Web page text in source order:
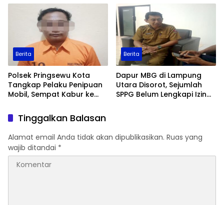
Berita
Polsek Pringsewu Kota
Tangkap Pelaku Penipuan
Mobil, Sempat Kabur ke
Berita
Dapur MBG di Lampung
Utara Disorot, Sejumlah
SPPG Belum Lengkapi Izin
Tinggalkan Balasan
Alamat email Anda tidak akan dipublikasikan. Ruas yang
wajib ditandai *